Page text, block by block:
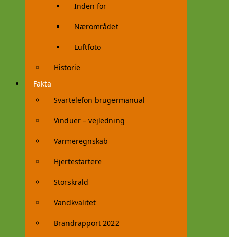
Inden for
Nærområdet
Luftfoto
Historie
Fakta
Svartelefon brugermanual
Vinduer – vejledning
Varmeregnskab
Hjertestartere
Storskrald
Vandkvalitet
Brandrapport 2022